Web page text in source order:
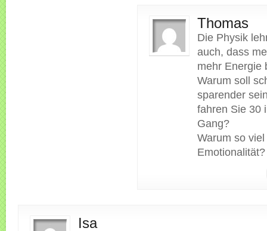
Thomas
Die Physik
auch, dass
mehr Energie
Warum soll
sparender
fahren Sie 30
Gang?
Warum so viel
Emotionalität?
Isa